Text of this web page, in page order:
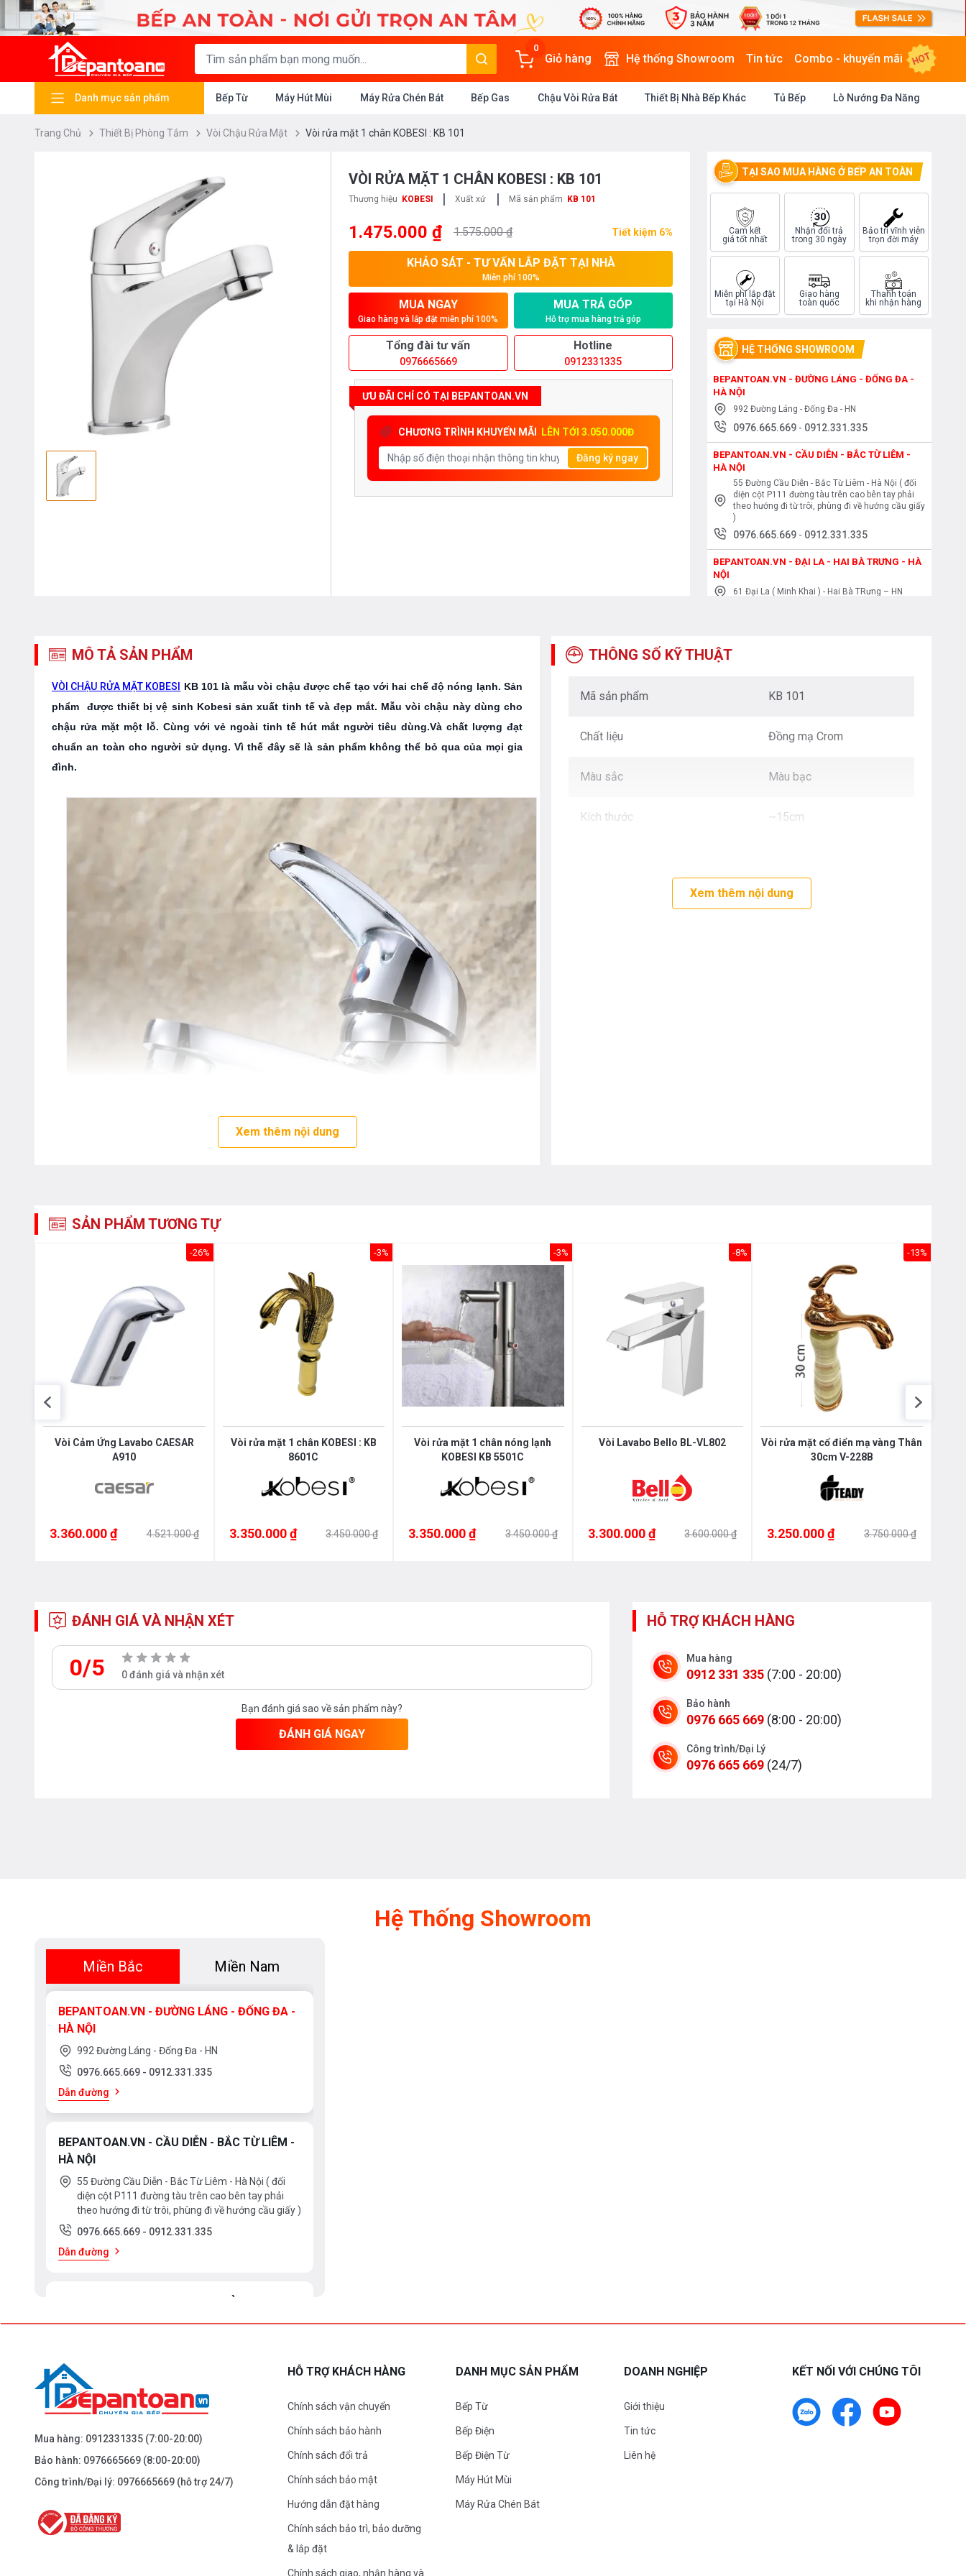
0
Giỏ hàng Hệ thống Showroom Tin tức Combo - khuyến mãi HOT
Danh mục sản phẩm Bếp Từ Máy Hút Mùi Máy Rửa Chén Bát Bếp Gas Chậu Vòi Rửa Bát Thiết Bị Nhà Bếp Khác Tủ Bếp Lò Nướng Đa Năng
Trang Chủ Thiết Bị Phòng Tắm Vòi Chậu Rửa Mặt Vòi rửa mặt 1 chân KOBESI : KB 101
VÒI RỬA MẶT 1 CHÂN KOBESI : KB 101
Thương hiệu KOBESI | Xuất xứ | Mã sản phẩm KB 101
1.475.000 ₫ 1.575.000 ₫ Tiết kiệm 6%
KHẢO SÁT - TƯ VẤN LẮP ĐẶT TẠI NHÀ
Miễn phí 100%
MUA NGAY
Giao hàng và lắp đặt miễn phí 100%
MUA TRẢ GÓP
Hỗ trợ mua hàng trả góp
Tổng đài tư vấn
0976665669
Hotline
0912331335
ƯU ĐÃI CHỈ CÓ TẠI BEPANTOAN.VN
CHƯƠNG TRÌNH KHUYẾN MÃI LÊN TỚI 3.050.000Đ
Đăng ký ngay
TẠI SAO MUA HÀNG Ở BẾP AN TOÀN
Cam kết
giá tốt nhất
Nhận đổi trả
trong 30 ngày
Bảo trì vĩnh viễn
trọn đời máy
Miễn phí lắp đặt
tại Hà Nội
Giao hàng
toàn quốc
Thanh toán
khi nhận hàng
HỆ THỐNG SHOWROOM
BEPANTOAN.VN - ĐƯỜNG LÁNG - ĐỐNG ĐA -
HÀ NỘI
992 Đường Láng - Đống Đa - HN
0976.665.669 - 0912.331.335
BEPANTOAN.VN - CẦU DIỄN - BẮC TỪ LIÊM -
HÀ NỘI
55 Đường Cầu Diễn - Bắc Từ Liêm - Hà Nội ( đối
diện cột P111 đường tàu trên cao bên tay phải
theo hướng đi từ trôi, phùng đi về hướng cầu giấy
)
0976.665.669 - 0912.331.335
BEPANTOAN.VN - ĐẠI LA - HAI BÀ TRƯNG - HÀ
NỘI
61 Đại La ( Minh Khai ) - Hai Bà TRưng – HN
XUÂN - HÀ NỘI
Căn 08 - TT1.4 Khu Dự Án Calyx Residence
0976.665.669
Hoàng Văn Thụ - Phường 4 - Quân Tân Bình - TP
HCM
MÔ TẢ SẢN PHẨM
VÒI CHẬU RỬA MẶT KOBESI KB101 là mẫu vòi chậu được chế tạo với hai chế độ nóng lạnh. Sản
phẩm được thiết bị vệ sinh Kobesi sản xuất tinh tế và đẹp mắt. Mẫu vòi chậu này dùng cho
chậu rửa mặt một lỗ. Cùng với vẻ ngoài tinh tế hút mắt người tiêu dùng.Và chất lượng đạt
chuẩn an toàn cho người sử dụng. Vì thế đây sẽ là sản phẩm không thể bỏ qua của mọi gia
đình.
ĐẶC ĐIỂM SẢN PHẨM:
VÒI CHẬU RỬA MẶT
được đúc từ Đồng & Kẽm có độ bền cao. Bề mặt vòi nước
được xi mạ bởi Niken và Crôm dày, chống bám bẩn và dễ dàng làm sạch, đảm bảo an toàn cho nguồn
nước của cả gia đình.
- Thao tác lắp đặt đơn giản, bạn có thể tự mình thay mới ngay tại nhà.
Xem thêm nội dung
THÔNG SỐ KỸ THUẬT
Mã sản phẩm KB 101
Chất liệu Đồng mạ Crom
Màu sắc Màu bạc
Kích thước ~15cm
Xem thêm nội dung
SẢN PHẨM TƯƠNG TỰ
-26%
Vòi Cảm Ứng Lavabo CAESAR
A910
3.360.000 ₫ 4.521.000 ₫
-3%
Vòi rửa mặt 1 chân KOBESI : KB
8601C
3.350.000 ₫ 3.450.000 ₫
-3%
Vòi rửa mặt 1 chân nóng lạnh
KOBESI KB 5501C
3.350.000 ₫ 3.450.000 ₫
-8%
Vòi Lavabo Bello BL-VL802
3.300.000 ₫ 3.600.000 ₫
-13%
Vòi rửa mặt cổ điển mạ vàng Thân
30cm V-228B
3.250.000 ₫ 3.750.000 ₫
ĐÁNH GIÁ VÀ NHẬN XÉT
0/5 0 đánh giá và nhận xét
Bạn đánh giá sao về sản phẩm này?
ĐÁNH GIÁ NGAY
HỖ TRỢ KHÁCH HÀNG
Mua hàng
0912 331 335 (7:00 - 20:00)
Bảo hành
0976 665 669 (8:00 - 20:00)
Công trình/Đại Lý
0976 665 669 (24/7)
Hệ Thống Showroom
Miền Bắc Miền Nam
BEPANTOAN.VN - ĐƯỜNG LÁNG - ĐỐNG ĐA -
HÀ NỘI
992 Đường Láng - Đống Đa - HN
0976.665.669 - 0912.331.335
Dẫn đường
BEPANTOAN.VN - CẦU DIỄN - BẮC TỪ LIÊM -
HÀ NỘI
55 Đường Cầu Diễn - Bắc Từ Liêm - Hà Nội ( đối
diện cột P111 đường tàu trên cao bên tay phải
theo hướng đi từ trôi, phùng đi về hướng cầu giấy )
0976.665.669 - 0912.331.335
Dẫn đường
BEPANTOAN.VN - ĐẠI LA - HAI BÀ TRƯNG -
Dẫn đường
BEPANTOAN.VN - NGUYỄN TRÃI - THANH
Dẫn đường
Mua hàng: 0912331335 (7:00-20:00)
Bảo hành: 0976665669 (8:00-20:00)
Công trình/Đại lý: 0976665669 (hỗ trợ 24/7)
HỖ TRỢ KHÁCH HÀNG
Chính sách vận chuyển
Chính sách bảo hành
Chính sách đổi trả
Chính sách bảo mật
Hướng dẫn đặt hàng
Chính sách bảo trì, bảo dưỡng
& lắp đặt
Chính sách giao, nhận hàng và
DANH MỤC SẢN PHẨM
Bếp Từ
Bếp Điện
Bếp Điện Từ
Máy Hút Mùi
Máy Rửa Chén Bát
DOANH NGHIỆP
Giới thiệu
Tin tức
Liên hệ
KẾT NỐI VỚI CHÚNG TÔI